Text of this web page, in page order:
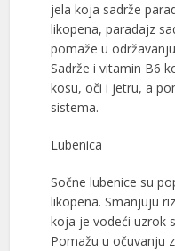
jela koja sadrže
likopena, paradajz
pomaže u
Sadrže i vitamin B6
kosu, oči i jetru, a
sistema.
Lubenica
Sočne lubenice su
likopena. Smanjuju
koja je vodeći uzrok
Pomažu u očuvanju